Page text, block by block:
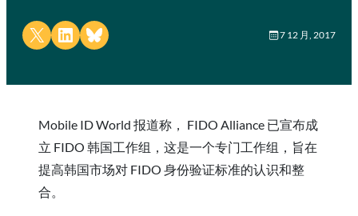
Share on X Share on LinkedIn
Share on Bluesky 7 12 月, 2017
Mobile ID World 报道称， FIDO Alliance 已宣布成
立 FIDO 韩国工作组，这是一个专门工作组，旨在
提高韩国市场对 FIDO 身份验证标准的认识和整
合。